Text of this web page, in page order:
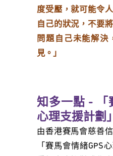
度受壓，就可能令
自己的狀況，不要
問題自己未能解決
見。」
知多一點 - 「
心理支援計劃」
由香港賽馬會慈善
「賽馬會情緒GPS